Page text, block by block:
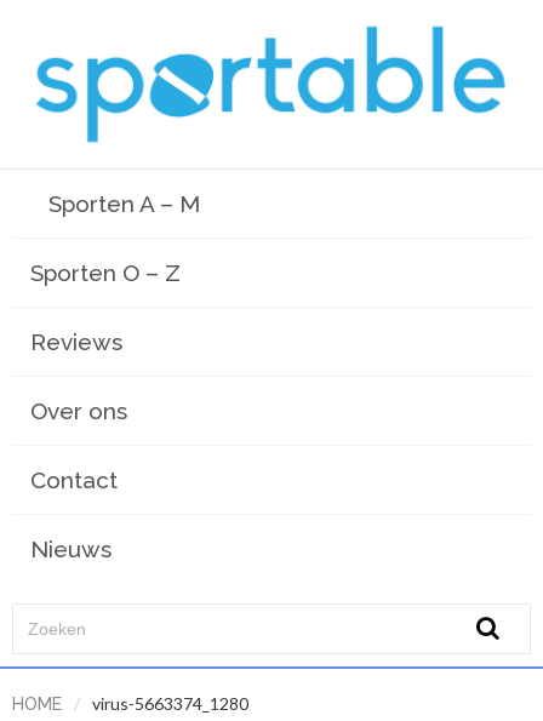
Sporten A – M
Sporten O – Z
Reviews
Over ons
Contact
Nieuws
HOME / virus-5663374_1280